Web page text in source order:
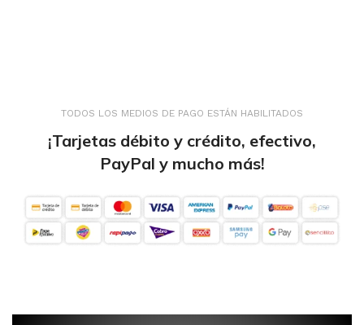
TODOS LOS MEDIOS DE PAGO ESTÁN HABILITADOS
¡Tarjetas débito y crédito, efectivo,
PayPal y mucho más!